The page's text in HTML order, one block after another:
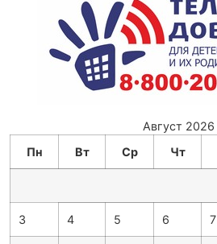
Август 2026
Пн
Вт Ср Чт
3 4 5 6 7